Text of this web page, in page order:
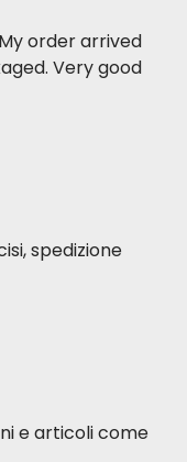
i bażantem
order arrived
Very good
spedizione
e articoli come